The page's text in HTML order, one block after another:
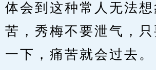
体会到这种常人无法想
苦，秀梅不要泄气，
一下，痛苦就会过去。